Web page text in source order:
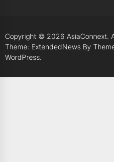
Copyright © 2026 AsiaConnext.
Theme: ExtendedNews By
WordPress.